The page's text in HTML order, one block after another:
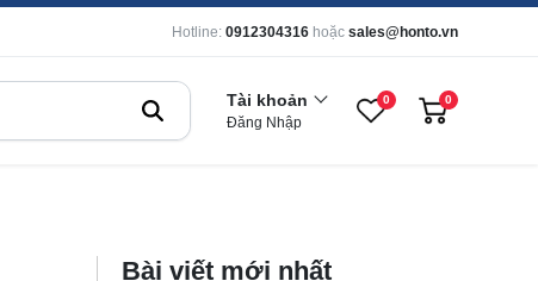
Hotline: 0912304316 hoặc sales@honto.vn
Tài khoản
Đăng Nhập
0 0
Bài viết mới nhất